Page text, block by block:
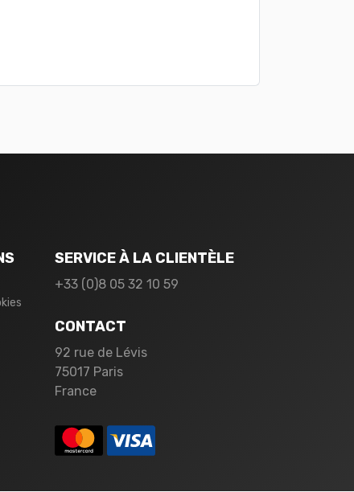
SERVICE À LA CLIENTÈLE
+33 (0)8 05 32 10 59
CONTACT
92 rue de Lévis
75017 Paris
France